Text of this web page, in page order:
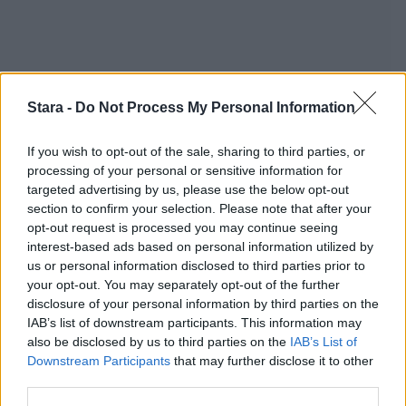
Stara - Do Not Process My Personal Information
If you wish to opt-out of the sale, sharing to third parties, or
processing of your personal or sensitive information for
targeted advertising by us, please use the below opt-out
section to confirm your selection. Please note that after your
opt-out request is processed you may continue seeing
interest-based ads based on personal information utilized by
us or personal information disclosed to third parties prior to
your opt-out. You may separately opt-out of the further
disclosure of your personal information by third parties on the
IAB’s list of downstream participants. This information may
also be disclosed by us to third parties on the IAB’s List of
Downstream Participants that may further disclose it to other
Staran luetuimmat
1